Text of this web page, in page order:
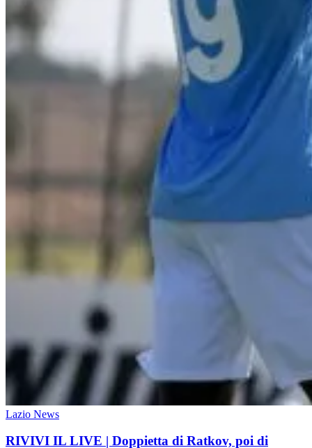
Lazio News
RIVIVI IL LIVE | Doppietta di Ratkov, poi di